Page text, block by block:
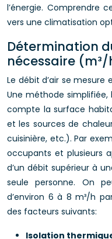
l’énergie. Comprendre
vers une climatisation
Détermination
nécessaire
Le débit d’air se
Une méthode simplifiée,
compte la surface
et les sources de
cuisinière, etc.). Par
occupants et plusieurs
d’un débit supérieur à
seule personne. On
d’environ 6 à 8 m³/h
des facteurs suivants:
Isolation